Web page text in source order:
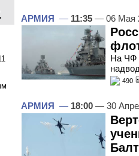
АРМИЯ — 11:35 — 06 Мая
На ЧФ
490
АРМИЯ — 18:00 — 30